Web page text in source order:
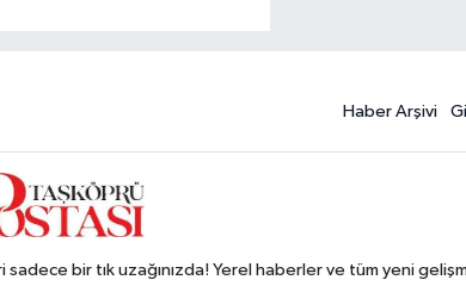
Haber Arşivi
bir tık uzağınızda! Yerel haberler ve tüm yeni